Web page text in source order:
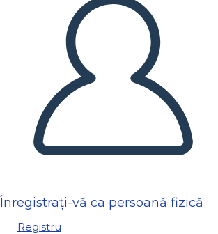
Înregistrați-vă ca persoană fizică
Registru